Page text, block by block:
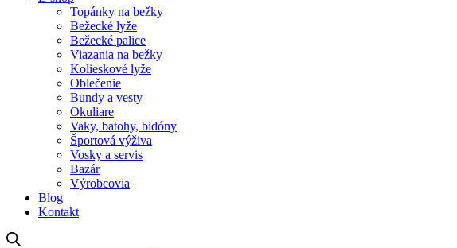
Topánky na bežky
Bežecké lyže
Bežecké palice
Viazania na bežky
Kolieskové lyže
Oblečenie
Bundy a vesty
Okuliare
Vaky, batohy, bidóny
Športová výživa
Vosky a servis
Bazár
Výrobcovia
Blog
Kontakt